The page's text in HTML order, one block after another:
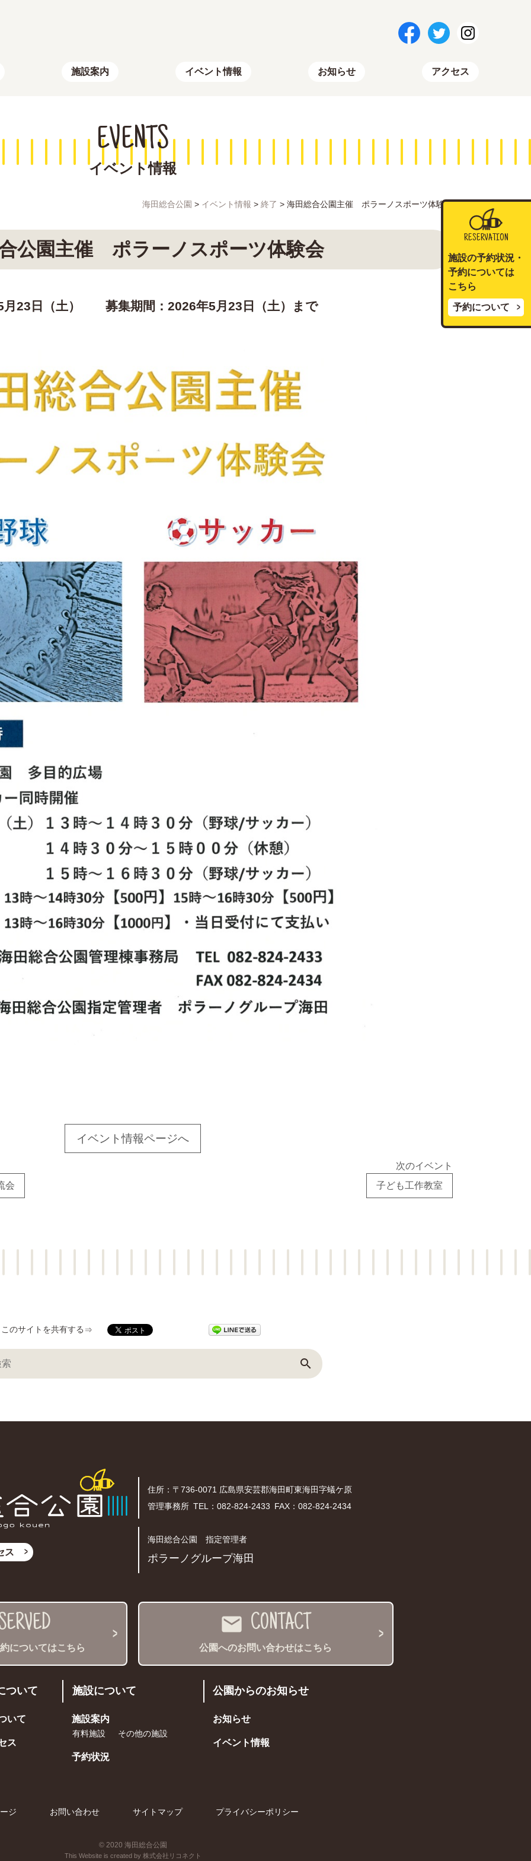
施設案内 イベント情報 お知らせ アクセス
EVENTS
イベント情報
海田総合公園 > イベント情報 > 終了 > 海田総合公園主催 ポラーノスポーツ体験会
公園主催 ポラーノスポーツ体験会
23日（土） 募集期間：2026年5月23日（土）まで
イベント情報ページへ
会
次のイベント
子ども工作教室
このサイトを共有する
search
ス
住所：〒736-0071 広島県安芸郡海田町東海田字蟻ケ原
管理事務所 TEL： 082-824-2433 FAX：082-824-2434
海田総合公園 指定管理者
ポラーノグループ海田
についてはこちら
mail CONTACT
公園へのお問い合わせはこちら
ついて
いて
ス
施設について
施設案内
有料施設 その他の施設
予約状況
公園からのお知らせ
お知らせ
イベント情報
ジ お問い合わせ サイトマップ プライバシーポリシー
© 2020 海田総合公園
This Website is created by 株式会社リコネクト
RESERVATION
施設の予約状況・
予約については
こちら
予約について